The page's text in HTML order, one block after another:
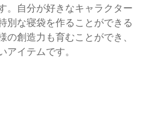
。自分が好きなキャラクター
別な寝袋を作ることができる
創造力も育むことができ、
アイテムです。